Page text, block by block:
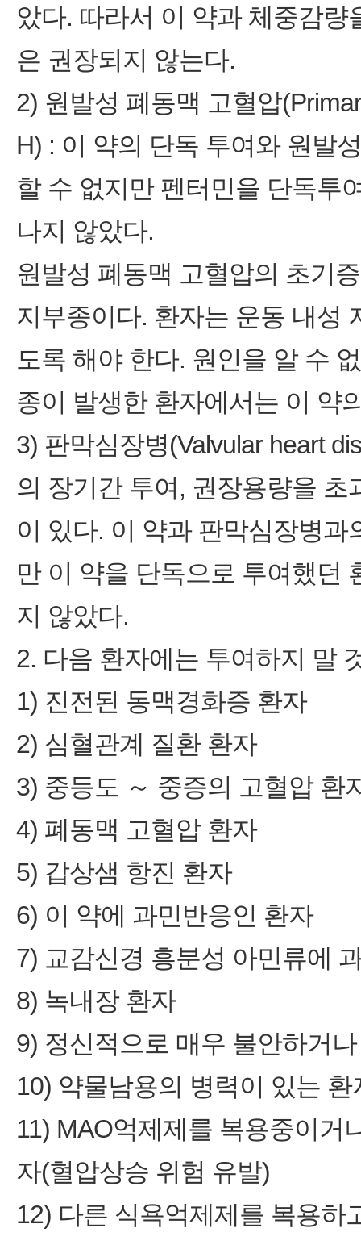
았다. 따라서 이 약과 체중감
은 권장되지 않는다.
2) 원발성 폐동맥 고혈압
H) : 이 약의 단독 투여와 원발
할 수 없지만 펜터민을 단독투
나지 않았다.
원발성 폐동맥 고혈압의 초기
지부종이다. 환자는 운동 내성
도록 해야 한다. 원인을 알 수
종이 발생한 환자에서는 이 약
3) 판막심장병(Valvular heart
의 장기간 투여, 권장용량을
이 있다. 이 약과 판막심장병
만 이 약을 단독으로 투여했던
지 않았다.
2. 다음 환자에는 투여하지 말
1) 진전된 동맥경화증 환자
2) 심혈관계 질환 환자
3) 중등도 ～ 중증의 고혈압 환
4) 폐동맥 고혈압 환자
5) 갑상샘 항진 환자
6) 이 약에 과민반응인 환자
7) 교감신경 흥분성 아민류에
8) 녹내장 환자
9) 정신적으로 매우 불안하거
10) 약물남용의 병력이 있는 환
11) MAO억제제를 복용중이거
자(혈압상승 위험 유발)
12) 다른 식욕억제제를 복용하